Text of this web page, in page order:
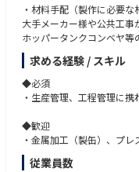
・材料手配（製作に必要な
大手メーカー様や公共工事
ホッパータンクコンベヤ等
大小材質様々で、ワンスト
求める経験 / スキル
◆必須
・生産管理、工程管理に
◆歓迎
・金属加工（製缶）、プ
・プラント関係のお仕事に
従業員数